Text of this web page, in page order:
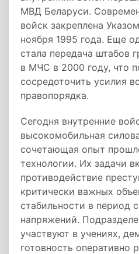
МВД Беларуси.
войск закреплена
ноября 1995 года. Еще
стала передача штабов
в МЧС в 2000 году, что
сосредоточить усилия
правопорядка.
Сегодня внутренние
высокомобильная
сочетающая опыт
технологии. Их задачи
противодействие
критически важных
стабильности в период
напряжений.
участвуют в учениях,
готовность оперативно